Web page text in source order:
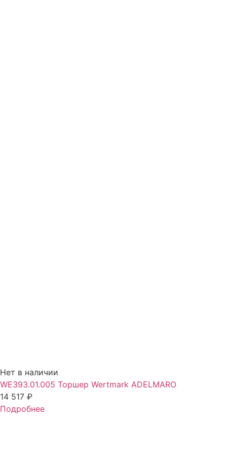
Нет в наличии
WE393.01.005 Торшер Wertmark ADELMARO
14 517 ₽
Подробнее